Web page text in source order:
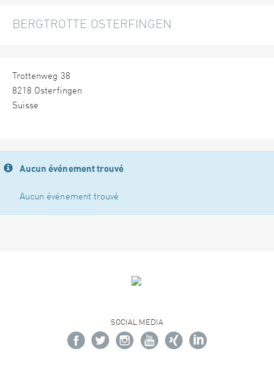
BERGTROTTE OSTERFINGEN
Trottenweg 38
8218 Osterfingen
Suisse
Aucun événement trouvé
Aucun événement trouvé
SOCIAL MEDIA